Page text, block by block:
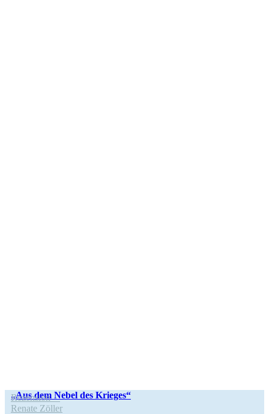
„Aus dem Nebel des Krieges“
Rezen­sion
Renate Zöller